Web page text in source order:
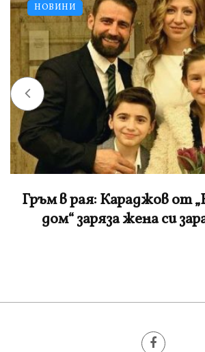
НОВИНИ
Гръм в рая: Караджов от
дом“ заряза жена си